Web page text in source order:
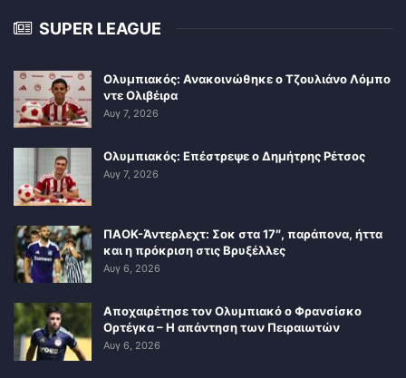
SUPER LEAGUE
Ολυμπιακός: Ανακοινώθηκε ο Τζουλιάνο Λόμπο
ντε Ολιβέιρα
Αυγ 7, 2026
Ολυμπιακός: Επέστρεψε ο Δημήτρης Ρέτσος
Αυγ 7, 2026
ΠΑΟΚ-Άντερλεχτ: Σοκ στα 17″, παράπονα, ήττα
και η πρόκριση στις Βρυξέλλες
Αυγ 6, 2026
Αποχαιρέτησε τον Ολυμπιακό ο Φρανσίσκο
Ορτέγκα – Η απάντηση των Πειραιωτών
Αυγ 6, 2026